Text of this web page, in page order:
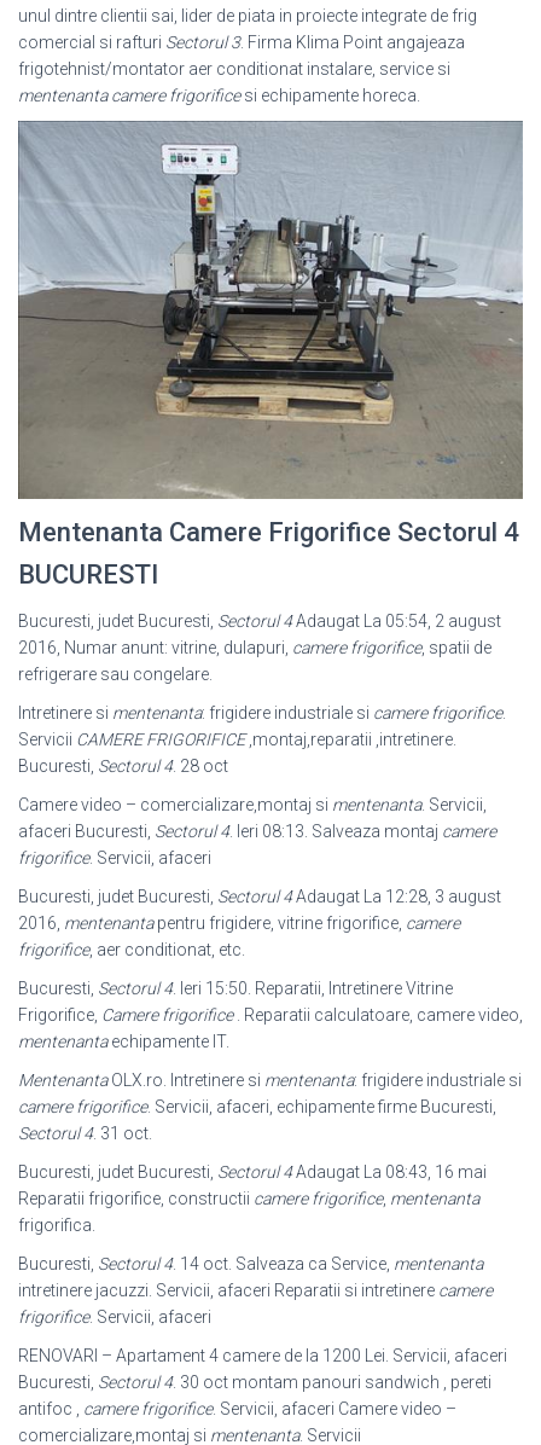
unul dintre clientii sai, lider de piata in proiecte integrate de frig
comercial si rafturi Sectorul 3. Firma Klima Point angajeaza
frigotehnist/montator aer conditionat instalare, service si
mentenanta camere frigorificesi echipamente horeca.
Mentenanta Camere Frigorifice Sectorul 4
BUCURESTI
Bucuresti, judet Bucuresti, Sectorul 4Adaugat La 05:54, 2 august
2016, Numar anunt: vitrine, dulapuri, camere frigorifice, spatii de
refrigerare sau congelare.
Intretinere si mentenanta: frigidere industriale si camere frigorifice.
Servicii CAMERE FRIGORIFICE,montaj,reparatii ,intretinere.
Bucuresti, Sectorul 4. 28 oct
Camere video – comercializare,montaj si mentenanta. Servicii,
afaceri Bucuresti, Sectorul 4. Ieri 08:13. Salveaza montaj camere
frigorifice. Servicii, afaceri
Bucuresti, judet Bucuresti, Sectorul 4Adaugat La 12:28, 3 august
2016, mentenantapentru frigidere, vitrine frigorifice, camere
frigorifice, aer conditionat, etc.
Bucuresti, Sectorul 4. Ieri 15:50. Reparatii, Intretinere Vitrine
Frigorifice, Camere frigorifice. Reparatii calculatoare, camere video,
mentenantaechipamente IT.
MentenantaOLX.ro. Intretinere si mentenanta: frigidere industriale si
camere frigorifice. Servicii, afaceri, echipamente firme Bucuresti,
Sectorul 4. 31 oct.
Bucuresti, judet Bucuresti, Sectorul 4Adaugat La 08:43, 16 mai
Reparatii frigorifice, constructii camere frigorifice, mentenanta
frigorifica.
Bucuresti, Sectorul 4. 14 oct. Salveaza ca Service, mentenanta
intretinere jacuzzi. Servicii, afaceri Reparatii si intretinere camere
frigorifice. Servicii, afaceri
RENOVARI – Apartament 4 camere de la 1200 Lei. Servicii, afaceri
Bucuresti, Sectorul 4. 30 oct montam panouri sandwich , pereti
antifoc , camere frigorifice. Servicii, afaceri Camere video –
comercializare,montaj si mentenanta. Servicii